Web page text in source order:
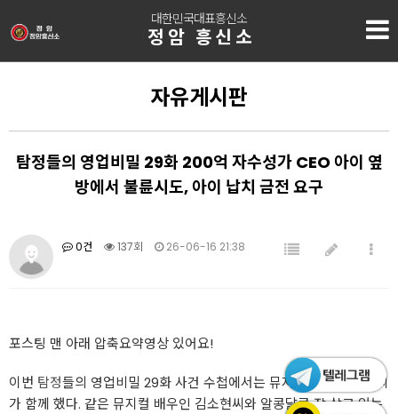
대한민국대표흥신소
정암 흥신소
자유게시판
탐정들의 영업비밀 29화 200억 자수성가 CEO 아이 옆
방에서 불륜시도, 아이 납치 금전 요구
0건 137회 26-06-16 21:38
포스팅 맨 아래 압축요약영상 있어요!
이번 탐정들의 영업비밀 29화 사건 수첩에서는 뮤지컬 배우 손준호씨
가 함께 했다. 같은 뮤지컬 배우인 김소현씨와 알콩달콩 잘 살고 있는